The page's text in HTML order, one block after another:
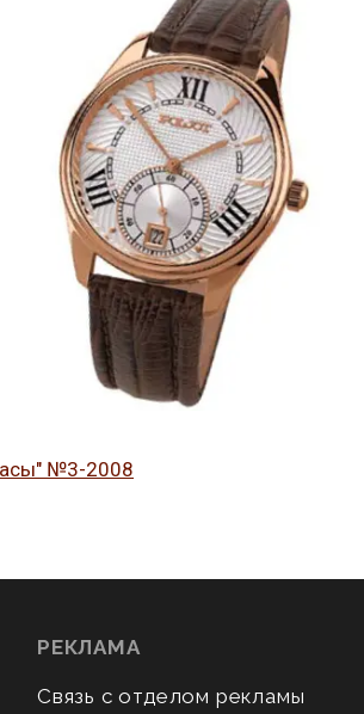
№3-2008
РЕКЛАМА
Связь с отделом рекламы